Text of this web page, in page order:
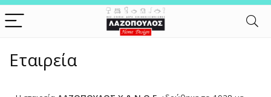
Εταιρεία